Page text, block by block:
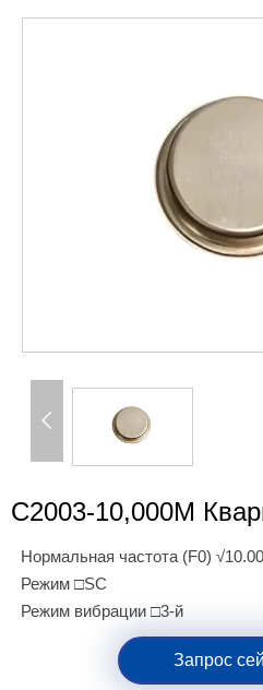

C2003-10,000M
Нормальная частота (F0)
Режим □SC
Режим вибрации □3-й
Запрос